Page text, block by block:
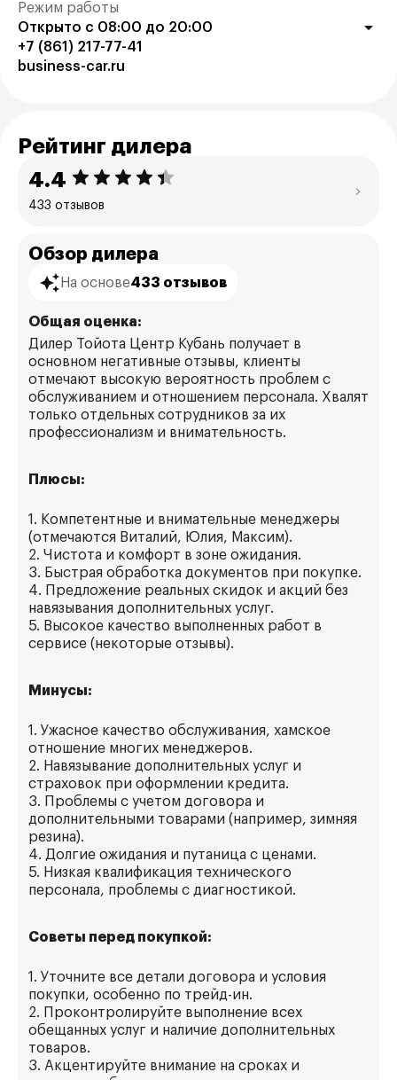
Режим работы
Открыто с 08:00 до 20:00
+7 (861) 217-77-41
business-car.ru
Рейтинг дилера
4.4
433 отзывов
Обзор дилера
На основе433 отзывов
Общая оценка:
Дилер Тойота Центр Кубань получает в
основном негативные отзывы, клиенты
отмечают высокую вероятность проблем с
обслуживанием и отношением персонала. Хвалят
только отдельных сотрудников за их
профессионализм и внимательность.
Плюсы:
1. Компетентные и внимательные менеджеры
(отмечаются Виталий, Юлия, Максим).
2. Чистота и комфорт в зоне ожидания.
3. Быстрая обработка документов при покупке.
4. Предложение реальных скидок и акций без
навязывания дополнительных услуг.
5. Высокое качество выполненных работ в
сервисе (некоторые отзывы).
Минусы:
1. Ужасное качество обслуживания, хамское
отношение многих менеджеров.
2. Навязывание дополнительных услуг и
страховок при оформлении кредита.
3. Проблемы с учетом договора и
дополнительными товарами (например, зимняя
резина).
4. Долгие ожидания и путаница с ценами.
5. Низкая квалификация технического
персонала, проблемы с диагностикой.
Советы перед покупкой:
1. Уточните все детали договора и условия
покупки, особенно по трейд-ин.
2. Проконтролируйте выполнение всех
обещанных услуг и наличие дополнительных
товаров.
3. Акцентируйте внимание на сроках и